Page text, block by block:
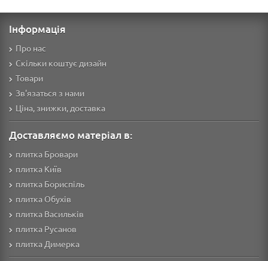
Інформація
Про нас
Скільки коштує дизайн
Товари
Зв'язаться з нами
Ціна, знижки, доставка
Доставляємо матеріал в:
плитка Бровари
плитка Київ
плитка Бориспіль
плитка Обухів
плитка Васильків
плитка Русанов
плитка Димерка